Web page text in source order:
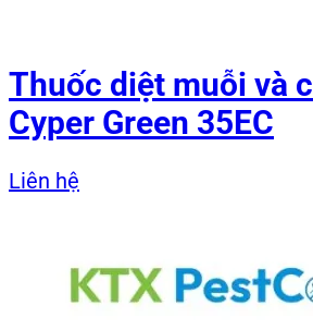
Thuốc diệt muỗi và
Cyper Green 35EC
Liên hệ